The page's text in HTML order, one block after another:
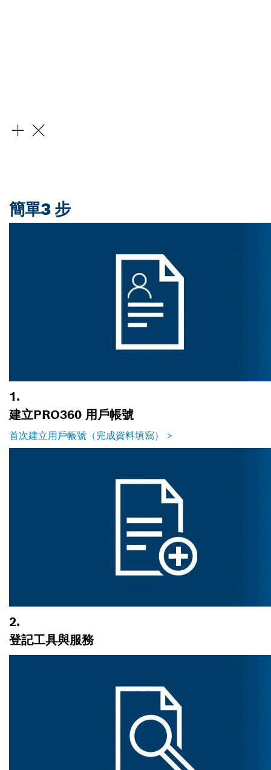
簡單3 步
1.
建立PRO360 用戶帳號
首次建立用戶帳號（完成資料填寫） >
2.
登記工具與服務